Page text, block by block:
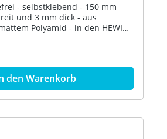
- selbstklebend - 150 mm
und 3 mm dick - aus
Polyamid - in den HEWI
92 (Anthrazitgrau) und
den Warenkorb